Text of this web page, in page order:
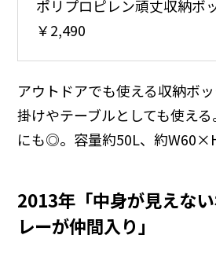
ポリプロピレン頑丈収納ボ
￥2,490
アウトドアでも使える収納ボ
掛けやテーブルとしても使え
にも◎。容量約50L、約
2013年「中身が見えな
レーが仲間入り」